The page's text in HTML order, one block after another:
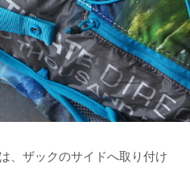
、ザックのサイドへ取り付け